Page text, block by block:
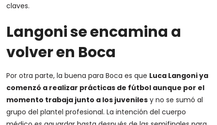
claves.
Langoni se encamina a
volver en Boca
Por otra parte, la buena para Boca es que Luca Langoni ya
comenzó a realizar prácticas de fútbol aunque por el
momento trabaja junto a los juveniles y no se sumó al
grupo del plantel profesional. La intención del cuerpo